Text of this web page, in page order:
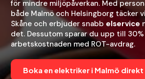
för mindre miljöpåverkan. Med
både Malmö och Helsingborg täcker
Skåne och erbjuder snabb elservice
det. Dessutom sparar du upp till
arbetskostnaden med ROT-avdrag.
Boka en elektriker i Malmö direkt